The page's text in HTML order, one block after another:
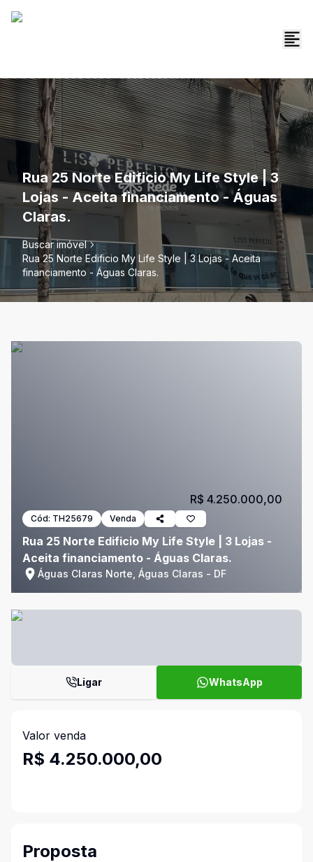
Rua 25 Norte Edificio My Life Style | 3
Lojas - Aceita financiamento - Águas
Claras.
Buscar imóvel
Rua 25 Norte Edificio My Life Style | 3 Lojas - Aceita
financiamento - Águas Claras.
Cód: TH25679 Venda
Rua 25 Norte Edificio My Life Style | 3 Lojas -
Aceita financiamento - Águas Claras.
Águas Claras Norte, Águas Claras - DF
R$ 4.250.000,00
Ligar WhatsApp
Valor venda
R$ 4.250.000,00
Proposta